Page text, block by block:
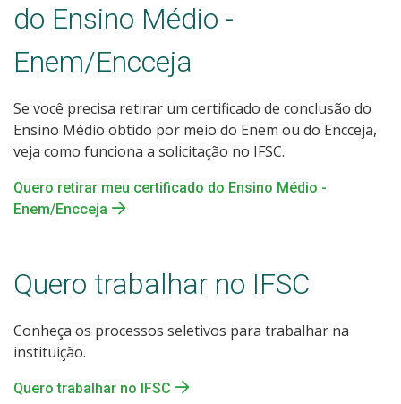
do Ensino Médio -
Enem/Encceja
Se você precisa retirar um certificado de conclusão do
Ensino Médio obtido por meio do Enem ou do Encceja,
veja como funciona a solicitação no IFSC.
Quero retirar meu certificado do Ensino Médio -
Enem/Encceja
Quero trabalhar no IFSC
Conheça os processos seletivos para trabalhar na
instituição.
Quero trabalhar no IFSC